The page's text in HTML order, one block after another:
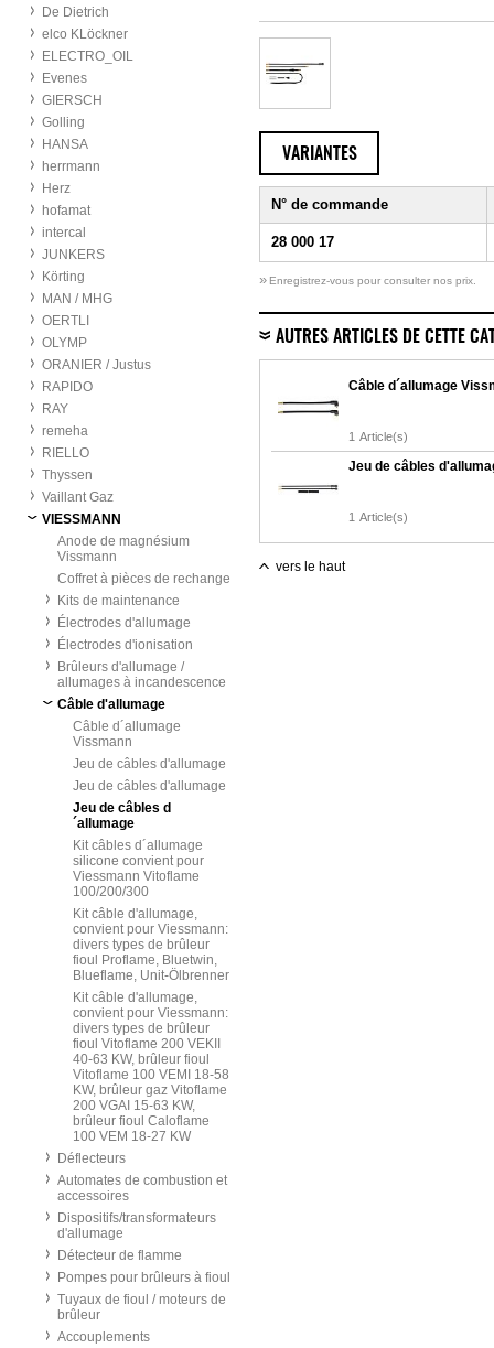
De Dietrich
elco KLöckner
ELECTRO_OIL
Evenes
GIERSCH
Golling
HANSA
herrmann
Herz
hofamat
intercal
JUNKERS
Körting
MAN / MHG
OERTLI
OLYMP
ORANIER / Justus
RAPIDO
RAY
remeha
RIELLO
Thyssen
Vaillant Gaz
VIESSMANN
Anode de magnésium
Vissmann
Coffret à pièces de rechange
Kits de maintenance
Électrodes d'allumage
Électrodes d'ionisation
Brûleurs d'allumage /
allumages à incandescence
Câble d'allumage
Câble d´allumage
Vissmann
Jeu de câbles d'allumage
Jeu de câbles d'allumage
Jeu de câbles d
´allumage
Kit câbles d´allumage
silicone convient pour
Viessmann Vitoflame
100/200/300
Kit câble d'allumage,
convient pour Viessmann:
divers types de brûleur
fioul Proflame, Bluetwin,
Blueflame, Unit-Ölbrenner
Kit câble d'allumage,
convient pour Viessmann:
divers types de brûleur
fioul Vitoflame 200 VEKII
40-63 KW, brûleur fioul
Vitoflame 100 VEMI 18-58
KW, brûleur gaz Vitoflame
200 VGAI 15-63 KW,
brûleur fioul Caloflame
100 VEM 18-27 KW
Déflecteurs
Automates de combustion et
accessoires
Dispositifs/transformateurs
d'allumage
Détecteur de flamme
Pompes pour brûleurs à fioul
Tuyaux de fioul / moteurs de
brûleur
Accouplements
VARIANTES
N° de commande
28 000 17
» Enregistrez-vous pour consulter nos prix.
AUTRES ARTICLES DE CETTE
Câble d´allumage
1 Article(s)
Jeu de câbles
1 Article(s)
vers le haut